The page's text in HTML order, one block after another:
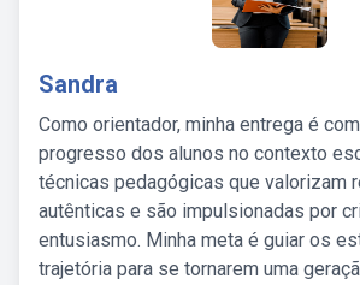
Sandra
Como orientador, minha entrega é
progresso dos alunos no contexto
técnicas pedagógicas que valorizam
autênticas e são impulsionadas por
entusiasmo. Minha meta é guiar os
trajetória para se tornarem uma